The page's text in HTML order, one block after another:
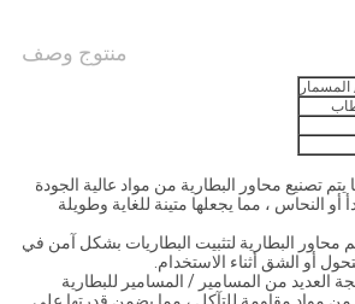
منتوج وصف
المسمار
يتم تصنيع محاور البطارية من مواد عالية الجودة
أو النحاس ، مما يجعلها متينة للغاية وطويلة
محاور البطارية لتثبيت البطاريات بشكل آمن في
أو الشق أثناء الاستخدام.
العديد من المسامير / المسامير للبطارية